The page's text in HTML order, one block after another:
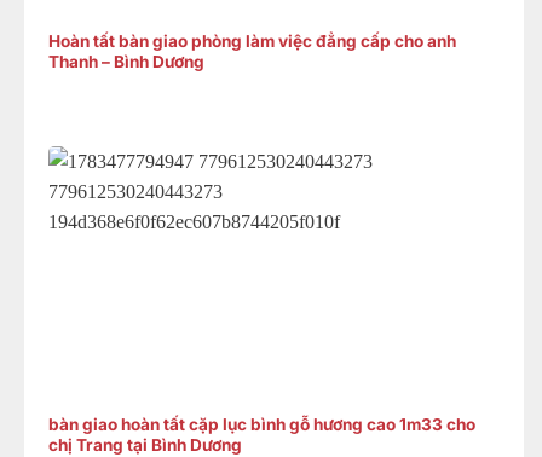
Hoàn tất bàn giao phòng làm việc đẳng cấp cho anh
Thanh – Bình Dương
bàn giao hoàn tất cặp lục bình gỗ hương cao 1m33 cho
chị Trang tại Bình Dương